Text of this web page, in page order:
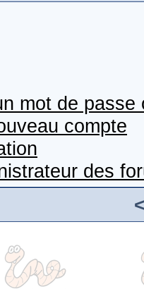
mot de passe
compte
des